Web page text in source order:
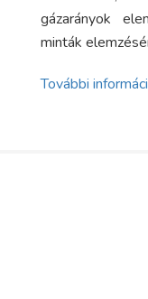
gázarányok
minták
További